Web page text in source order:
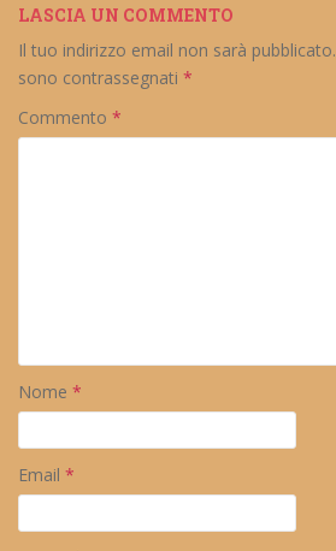
LASCIA UN COMMENTO
Il tuo indirizzo email non sarà pubblicato.
sono contrassegnati *
Commento *
Nome *
Email *